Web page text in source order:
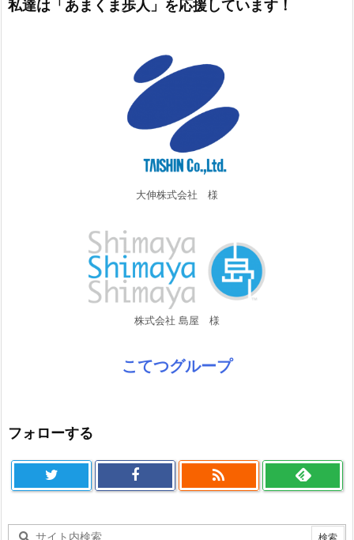
私達は「あまくま歩人」を応援しています！
大伸株式会社 様
株式会社 島屋 様
こてつグループ
フォローする
